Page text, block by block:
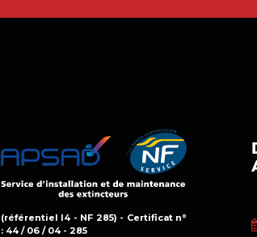
(référentiel I4 - NF 285) - Certificat n°
: 44 / 06 / 04 - 285